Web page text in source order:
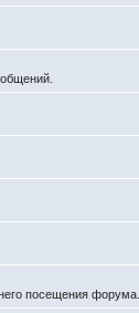
посещения форума.